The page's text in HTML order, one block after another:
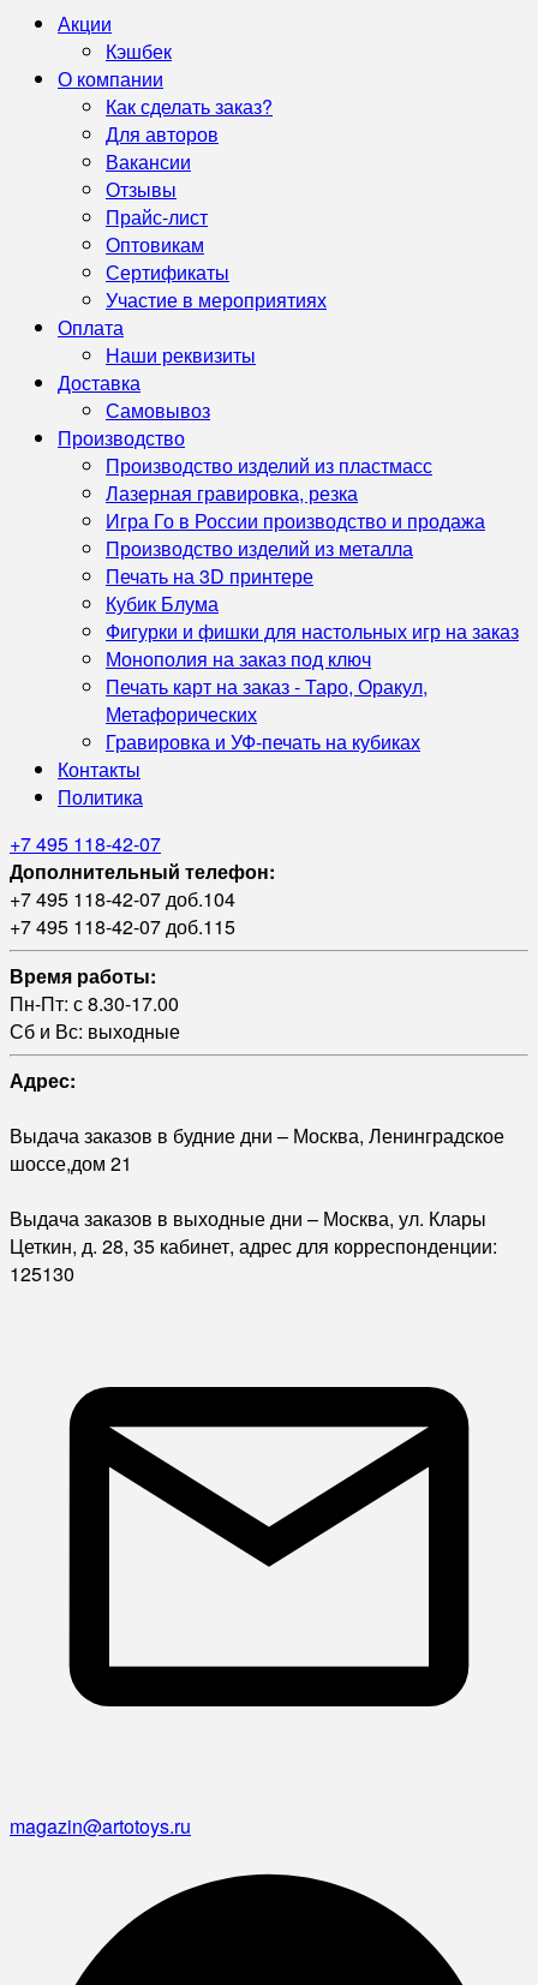
Акции
Кэшбек
О компании
Как сделать заказ?
Для авторов
Вакансии
Отзывы
Прайс-лист
Оптовикам
Сертификаты
Участие в мероприятиях
Оплата
Наши реквизиты
Доставка
Самовывоз
Производство
Производство изделий из пластмасс
Лазерная гравировка, резка
Игра Го в России производство и продажа
Производство изделий из металла
Печать на 3D принтере
Кубик Блума
Фигурки и фишки для настольных игр на заказ
Монополия на заказ под ключ
Печать карт на заказ - Таро, Оракул,
Метафорических
Гравировка и УФ‑печать на кубиках
Контакты
Политика
+7 495 118-42-07
Дополнительный телефон:
+7 495 118-42-07 доб.104
+7 495 118-42-07 доб.115
Время работы:
Пн-Пт: с 8.30-17.00
Сб и Вс: выходные
Адрес:
Выдача заказов в будние дни – Москва, Ленинградское
шоссе,дом 21
Выдача заказов в выходные дни – Москва, ул. Клары
Цеткин, д. 28, 35 кабинет, адрес для корреспонденции:
125130
magazin@artotoys.ru